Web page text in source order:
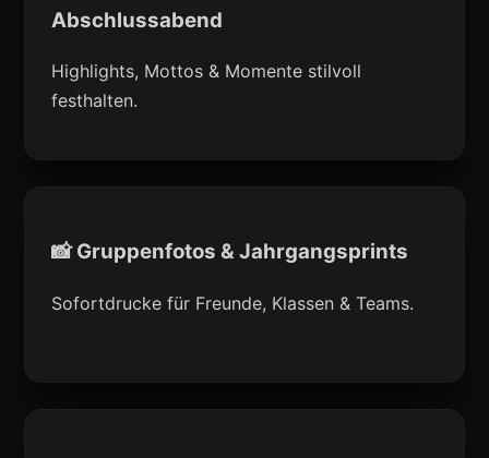
Abschlussabend
Highlights, Mottos & Momente stilvoll
festhalten.
📸 Gruppenfotos & Jahrgangsprints
Sofortdrucke für Freunde, Klassen & Teams.